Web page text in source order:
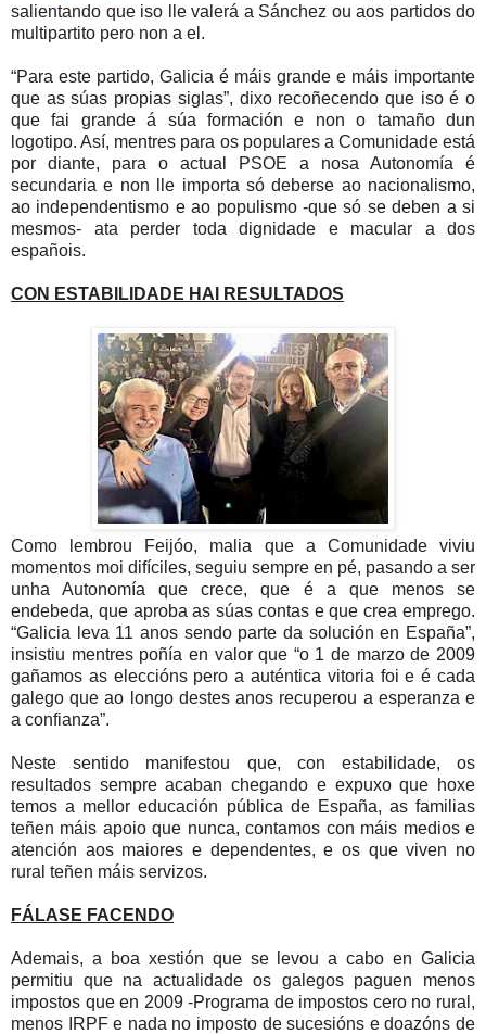
salientando que iso lle valerá a Sánchez ou aos partidos do
multipartito pero non a el.
“Para este partido, Galicia é máis grande e máis importante
que as súas propias siglas”, dixo recoñecendo que iso é o
que fai grande á súa formación e non o tamaño dun
logotipo. Así, mentres para os populares a Comunidade está
por diante, para o actual PSOE a nosa Autonomía é
secundaria e non lle importa só deberse ao nacionalismo,
ao independentismo e ao populismo -que só se deben a si
mesmos- ata perder toda dignidade e macular a dos
españois.
CON ESTABILIDADE HAI RESULTADOS
Como lembrou Feijóo, malia que a Comunidade viviu
momentos moi difíciles, seguiu sempre en pé, pasando a ser
unha Autonomía que crece, que é a que menos se
endebeda, que aproba as súas contas e que crea emprego.
“Galicia leva 11 anos sendo parte da solución en España”,
insistiu mentres poñía en valor que “o 1 de marzo de 2009
gañamos as eleccións pero a auténtica vitoria foi e é cada
galego que ao longo destes anos recuperou a esperanza e
a confianza”.
Neste sentido manifestou que, con estabilidade, os
resultados sempre acaban chegando e expuxo que hoxe
temos a mellor educación pública de España, as familias
teñen máis apoio que nunca, contamos con máis medios e
atención aos maiores e dependentes, e os que viven no
rural teñen máis servizos.
FÁLASE FACENDO
Ademais, a boa xestión que se levou a cabo en Galicia
permitiu que na actualidade os galegos paguen menos
impostos que en 2009 -Programa de impostos cero no rural,
menos IRPF e nada no imposto de sucesións e doazóns de